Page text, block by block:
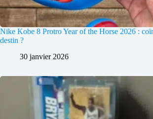
Nike Kobe 8 Protro Year of the Horse 2026 :
destin ?
30 janvier 2026